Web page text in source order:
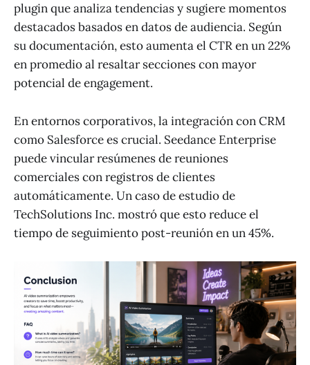
plugin que analiza tendencias y sugiere momentos
destacados basados en datos de audiencia. Según
su documentación, esto aumenta el CTR en un 22%
en promedio al resaltar secciones con mayor
potencial de engagement.
En entornos corporativos, la integración con CRM
como Salesforce es crucial. Seedance Enterprise
puede vincular resúmenes de reuniones
comerciales con registros de clientes
automáticamente. Un caso de estudio de
TechSolutions Inc. mostró que esto reduce el
tiempo de seguimiento post-reunión en un 45%.